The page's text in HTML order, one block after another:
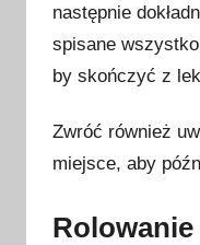
8
a
ź
z
następnie
spisane
by skończyć z
Zwróć również
miejsce, aby